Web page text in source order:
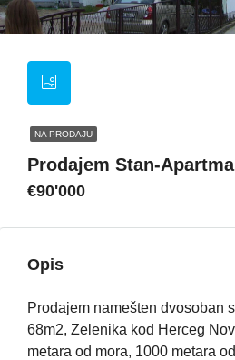
NA PRODAJU
Prodajem Stan-
€90'000
Opis
Prodajem namešten dvosoban
68m2, Zelenika kod Herceg
metara od mora, 1000 metara